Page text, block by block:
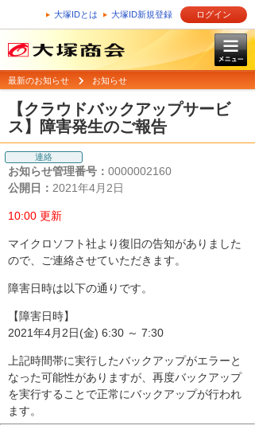
大塚IDとは 大塚ID新規登録 ログイン
最新のお知らせ お知らせ
【クラウドバックアップサービ
ス】障害発生のご報告
連絡
お知らせ管理番号： 0000002160
公開日： 2021年4月2日
10:00 更新
マイクロソフト社より復旧の告知がありました
ので、ご連絡させていただきます。
障害日時は以下の通りです。
【障害日時】
2021年4月2日(金) 6:30 ～ 7:30
上記時間帯に実行したバックアップがエラーと
なった可能性がありますが、再度バックアップ
を実行することで正常にバックアップが行われ
ます。